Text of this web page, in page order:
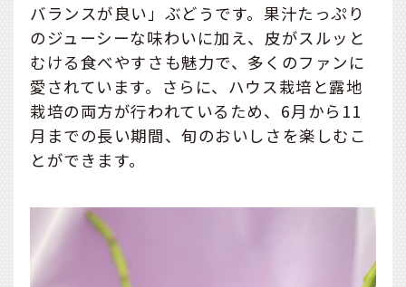
バランスが良い」ぶどうです。果汁たっぷり
のジューシーな味わいに加え、皮がスルッと
むける食べやすさも魅力で、多くのファンに
愛されています。さらに、ハウス栽培と露地
栽培の両方が行われているため、6月から11
月までの長い期間、旬のおいしさを楽しむこ
とができます。